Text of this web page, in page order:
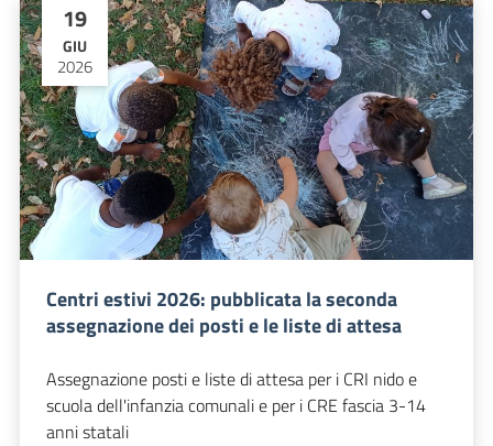
19
GIU
2026
Centri estivi 2026: pubblicata la seconda
assegnazione dei posti e le liste di attesa
Assegnazione posti e liste di attesa per i CRI nido e
scuola dell'infanzia comunali e per i CRE fascia 3-14
anni statali